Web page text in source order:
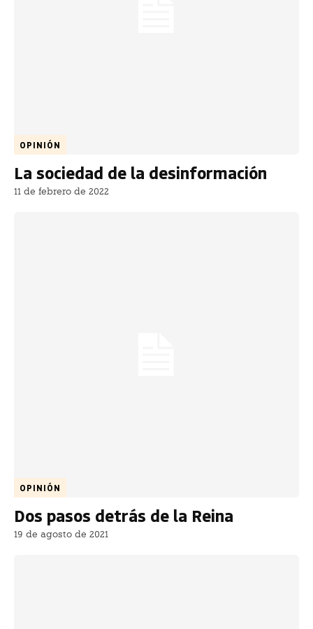
OPINIÓN
La sociedad de la desinformación
11 de febrero de 2022
OPINIÓN
Dos pasos detrás de la Reina
19 de agosto de 2021